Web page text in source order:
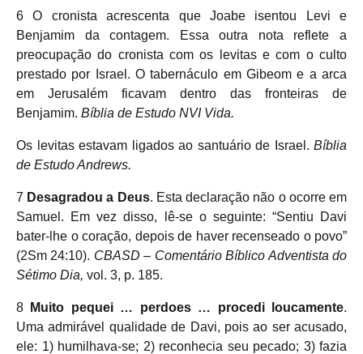
6 O cronista acrescenta que Joabe isentou Levi e
Benjamim da contagem. Essa outra nota reflete a
preocupação do cronista com os levitas e com o culto
prestado por Israel. O tabernáculo em Gibeom e a arca
em Jerusalém ficavam dentro das fronteiras de
Benjamim. Bíblia de Estudo NVI Vida.
Os levitas estavam ligados ao santuário de Israel. Bíblia
de Estudo Andrews.
7 Desagradou a Deus. Esta declaração não o ocorre em
Samuel. Em vez disso, lê-se o seguinte: “Sentiu Davi
bater-lhe o coração, depois de haver recenseado o povo”
(2Sm 24:10). CBASD – Comentário Bíblico Adventista do
Sétimo Dia, vol. 3, p. 185.
8 Muito pequei … perdoes … procedi loucamente.
Uma admirável qualidade de Davi, pois ao ser acusado,
ele: 1) humilhava-se; 2) reconhecia seu pecado; 3) fazia